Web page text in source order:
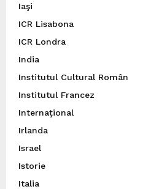
Iaşi
ICR Lisabona
ICR Londra
India
Institutul Cultural Român
Institutul Francez
Internațional
Irlanda
Israel
Istorie
Italia